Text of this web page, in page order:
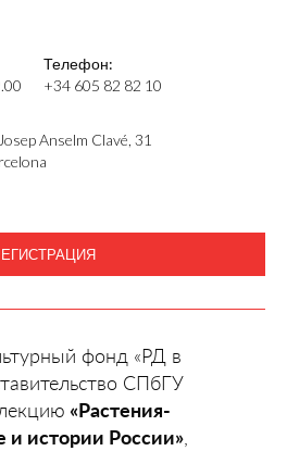
Телефон:
+34 605 82 82 10
Anselm Clavé, 31
фонд «РД в
СПбГУ
«Растения-
и истории России»